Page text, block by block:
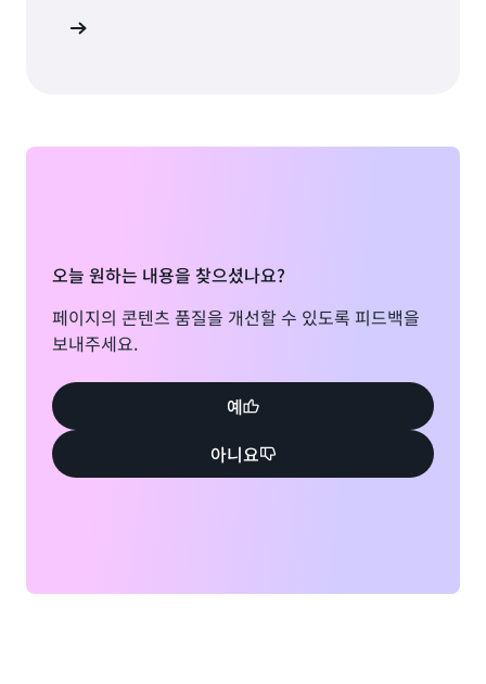
오늘 원하는 내용을 찾으셨나요?
페이지의 콘텐츠 품질을 개선할 수 있도록 피드백을
보내주세요.
예
아니요